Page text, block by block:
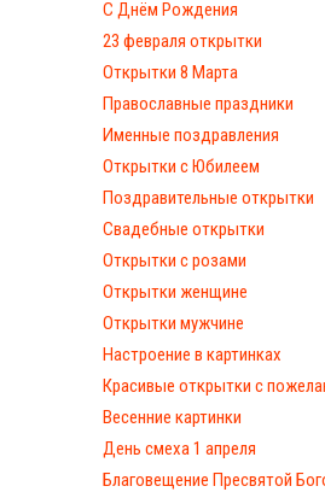
С Днём Рождения
23 февраля открытки
Открытки 8 Марта
Православные праздники
Именные поздравления
Открытки с Юбилеем
Поздравительные открытки
Свадебные открытки
Открытки с розами
Открытки женщине
Открытки мужчине
Настроение в картинках
Красивые открытки с
Весенние картинки
День смеха 1 апреля
Благовещение Пресвятой